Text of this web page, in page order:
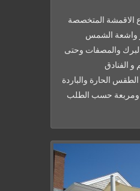
الاقمشة المتخصصة
واشعة الشمس
والمصفات وحتى
و الفنادق
الحارة والباردة
ومربعة حسب الطلب